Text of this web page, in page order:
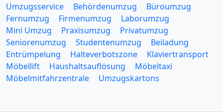
Umzugsservice Behördenumzug
Büroumzug
Fernumzug
Firmenumzug
Laborumzug
Mini Umzug
Praxisumzug
Privatumzug
Seniorenumzug
Studentenumzug
Beiladung
Entrümpelung
Halteverbotszone
Klaviertransport
Möbellift
Haushaltsauflösung
Möbeltaxi
Möbelmitfahrzentrale
Umzugskartons